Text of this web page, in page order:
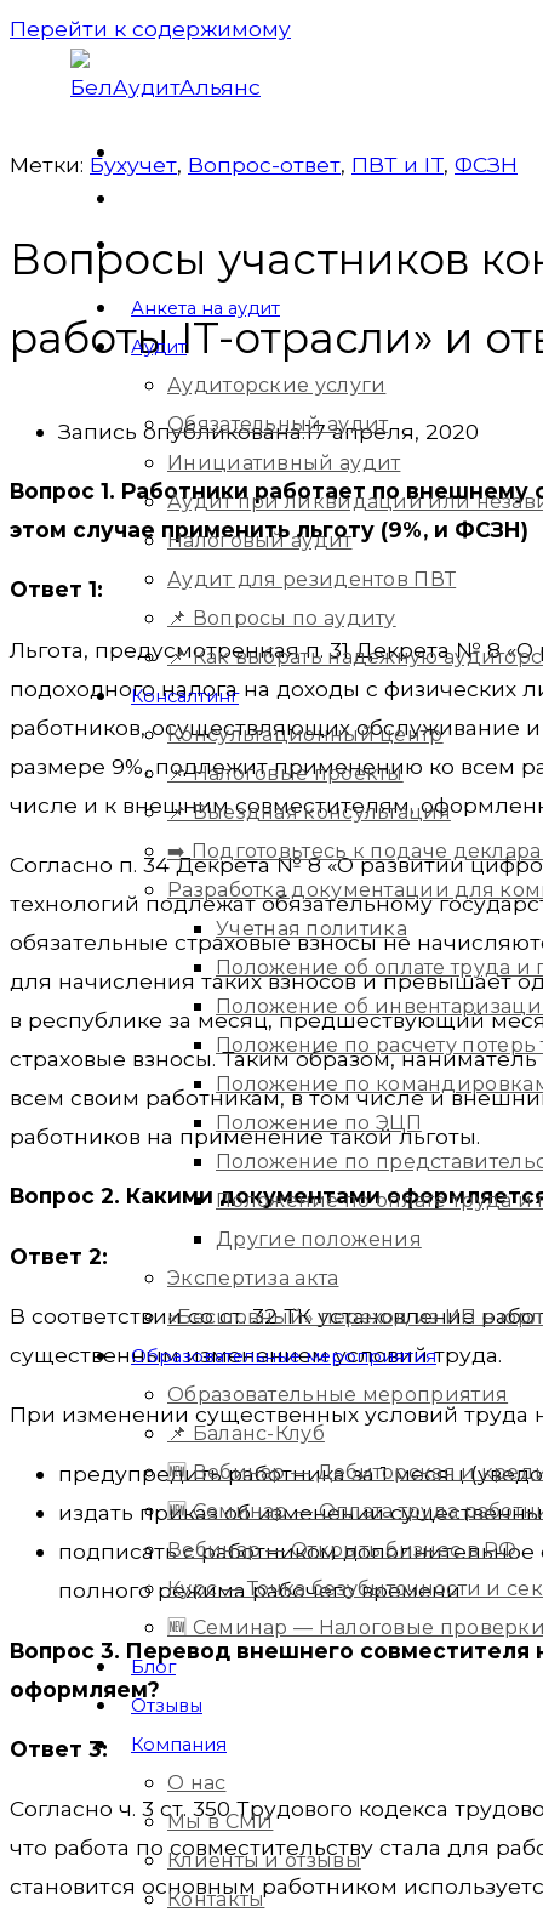
Перейти к содержимому
Анкета на аудит
Аудит
Аудиторские услуги
Обязательный аудит
Инициативный аудит
Аудит при ликвидации или
Налоговый аудит
Аудит для резидентов ПВТ
📌 Вопросы по аудиту
📌 Как выбрать надежную
Консалтинг
Консультационный центр
📌 Налоговые проекты
📌 Выездная консультация
➡️ Подготовьтесь к подаче
Разработка документации для
Учетная политика
Положение об оплате труда
Положение об
Положение по расчету
Положение по
Положение по ЭЦП
Положение по
Положение по оплате труда
Другие положения
Экспертиза акта
«Бесшовный» переход из ИП в
Образовательные мероприятия
Образовательные мероприятия
📌 Баланс-Клуб
🆕 Вебинар — Дебиторская и
🆕 Семинар — Оплата труда
Вебинар — Открыть бизнес в РФ
Курс — Точка безубыточности и
🆕 Семинар — Налоговые проверки
Блог
Отзывы
Компания
О нас
Мы в СМИ
Клиенты и отзывы
Контакты
Метки: Бухучет, Вопрос-ответ, ПВТ и IT, ФСЗН
Вопросы участников
работы IT-отрасли» и
Запись опубликована:17 апреля, 2020
Вопрос 1. Работники работает по
этом случае применить льготу (9%, и ФСЗН)
Ответ 1:
Льгота, предусмотренная п. 31 Декрета № 8
подоходного налога на доходы с физических
работников, осуществляющих обслуживание
размере 9%, подлежит применению ко всем
числе и к внешним совместителям,
Согласно п. 34 Декрета № 8 «О развитии
технологий подлежат обязательному
обязательные страховые взносы не
для начисления таких взносов и превышает
в республике за месяц, предшествующий
страховые взносы. Таким образом,
всем своим работникам, в том числе и
работников на применение такой льготы.
Вопрос 2. Какими документами
Ответ 2:
В соответствии со ст. 32 ТК установление
существенным изменением условий труда.
При изменении существенных условий труда
предупредить работника за 1 месяц
издать приказ об изменении
подписать с работником
полного режима рабочего времени
Вопрос 3. Перевод внешнего
оформляем?
Ответ 3:
Согласно ч. 3 ст. 350 Трудового кодекса
что работа по совместительству стала для
становится основным работником